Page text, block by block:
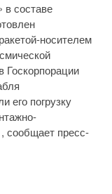
в составе
носителем
Госкорпорации
его погрузку
сообщает пресс-